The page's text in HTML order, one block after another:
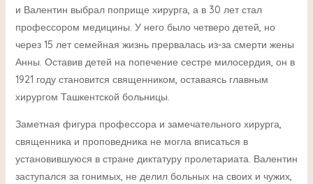
и Валентин выбрал поприще хирурга, а в 30 лет стал
профессором медицины. У него было четверо детей, но
через 15 лет семейная жизнь прервалась из-за смерти жены
Анны. Оставив детей на попечение сестре милосердия, он в
1921 году становится священником, оставаясь главным
хирургом Ташкентской больницы.
Заметная фигура профессора и замечательного хирурга,
священника и проповедника не могла вписаться в
установившуюся в стране диктатуру пролетариата. Валентин
заступался за гонимых, не делил больных на своих и чужих,